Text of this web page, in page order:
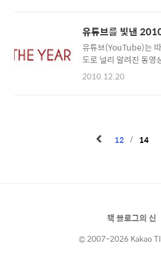
운 인터페이스와 접근
로 기업의 이야기를 전
한 것일테지요. 소셜미
는 페이스북이 압도적
인포그래픽 소스
유튜브를 빛낸
유튜브(YouTube)는
도로 널리 알려진 동영
입니다. 누구나 영상을
부문 각 10개의 동영
2010: THE YEAR IN
2010.12.20
12 14
책 블로그의 신
© 2007~2026 Kakao